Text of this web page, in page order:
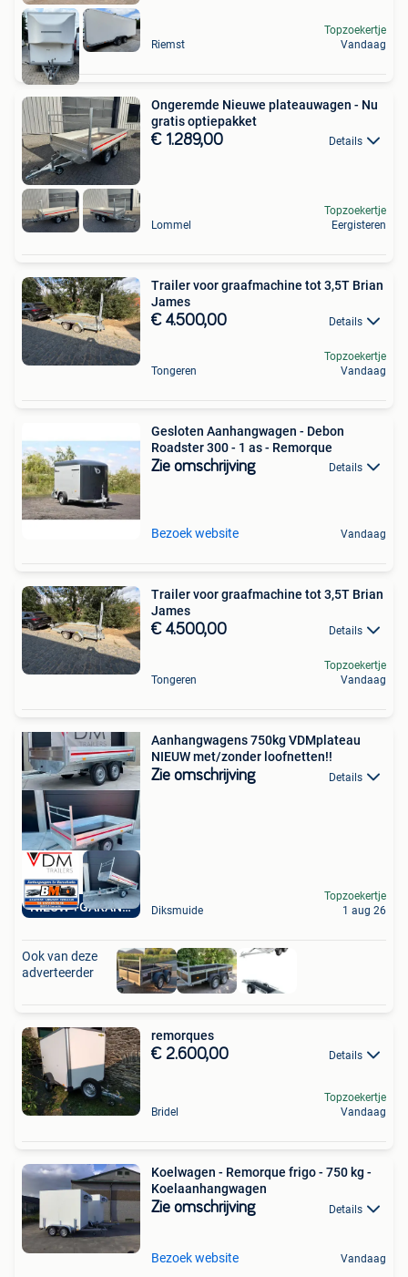
Riemst
Topzoekertje
Vandaag
Ongeremde Nieuwe plateauwagen - Nu
gratis optiepakket
€ 1.289,00 Details
Lommel
Topzoekertje
Eergisteren
Trailer voor graafmachine tot 3,5T Brian
James
€ 4.500,00 Details
Tongeren
Topzoekertje
Vandaag
Gesloten Aanhangwagen - Debon
Roadster 300 - 1 as - Remorque
Zie omschrijving Details
Bezoek website Vandaag
Trailer voor graafmachine tot 3,5T Brian
James
€ 4.500,00 Details
Tongeren
Topzoekertje
Vandaag
NIEUW +GARANTIE
Aanhangwagens 750kg VDMplateau
NIEUW met/zonder loofnetten!!
Zie omschrijving Details
Diksmuide
Topzoekertje
1 aug 26
Ook van deze
adverteerder
remorques
€ 2.600,00 Details
Bridel
Topzoekertje
Vandaag
Koelwagen - Remorque frigo - 750 kg -
Koelaanhangwagen
Zie omschrijving Details
Bezoek website Vandaag